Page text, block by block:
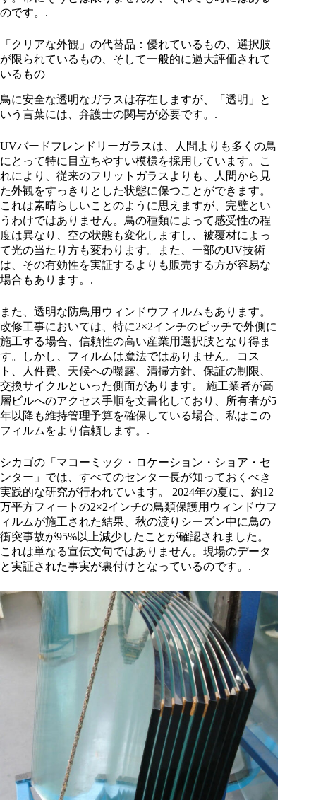
のです。.
「クリアな外観」の代替品：優れているもの、選択肢
が限られているもの、そして一般的に過大評価されて
いるもの
鳥に安全な透明なガラスは存在しますが、「透明」と
いう言葉には、弁護士の関与が必要です。.
UVバードフレンドリーガラスは、人間よりも多くの鳥
にとって特に目立ちやすい模様を採用しています。こ
れにより、従来のフリットガラスよりも、人間から見
た外観をすっきりとした状態に保つことができます。
これは素晴らしいことのように思えますが、完璧とい
うわけではありません。鳥の種類によって感受性の程
度は異なり、空の状態も変化しますし、被覆材によっ
て光の当たり方も変わります。また、一部のUV技術
は、その有効性を実証するよりも販売する方が容易な
場合もあります。.
また、透明な防鳥用ウィンドウフィルムもあります。
改修工事においては、特に2×2インチのピッチで外側に
施工する場合、信頼性の高い産業用選択肢となり得ま
す。しかし、フィルムは魔法ではありません。コス
ト、人件費、天候への曝露、清掃方針、保証の制限、
交換サイクルといった側面があります。 施工業者が高
層ビルへのアクセス手順を文書化しており、所有者が5
年以降も維持管理予算を確保している場合、私はこの
フィルムをより信頼します。.
シカゴの「マコーミック・ロケーション・ショア・セ
ンター」では、すべてのセンター長が知っておくべき
実践的な研究が行われています。 2024年の夏に、約12
万平方フィートの2×2インチの鳥類保護用ウィンドウフ
ィルムが施工された結果、秋の渡りシーズン中に鳥の
衝突事故が95%以上減少したことが確認されました。
これは単なる宣伝文句ではありません。現場のデータ
と実証された事実が裏付けとなっているのです。.